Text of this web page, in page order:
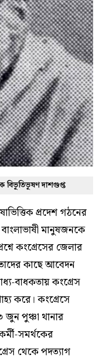
বিভূতিভূষণ দাশগুপ্ত
প্রদেশ গঠনের
মানুষজনকে
কংগ্রেসের জেলার
কাছে আবেদন
বাধকতায় কংগ্রেস
করে। কংগ্রেসে
পুঞ্চা থানার
সমর্থকের
থেকে পদত্যাগ